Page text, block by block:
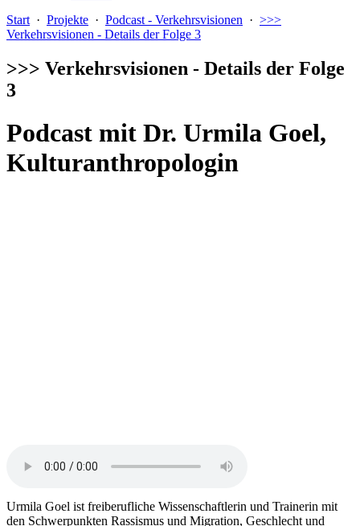
Start · Projekte · Podcast - Verkehrsvisionen · >>>
Verkehrsvisionen - Details der Folge 3
>>> Verkehrsvisionen - Details der Folge
3
Podcast mit Dr. Urmila Goel,
Kulturanthropologin
Urmila Goel ist freiberufliche Wissenschaftlerin und Trainerin mit
den Schwerpunkten Rassismus und Migration, Geschlecht und